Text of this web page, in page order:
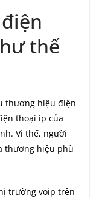
thế
thương hiệu điện
thoại ip của
Vì thế, người
thương hiệu phù
trường voip trên